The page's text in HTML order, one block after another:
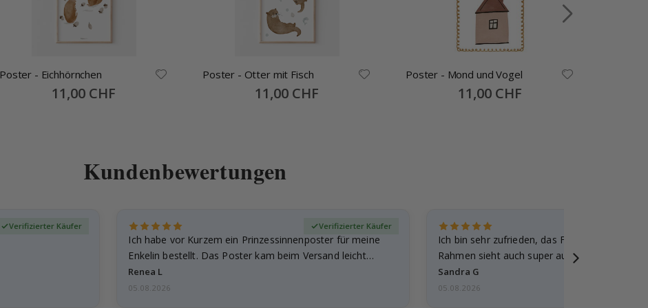
Poster - Eichhörnchen
Special
Price
11,00 CHF
Poster - Otter mit Fisch
Special
Price
11,00 CHF
Poster - Mond und Vogel
Special
Price
11,00 CHF
Kundenbewertungen
Verifizierter Käufer
Ich habe vor Kurzem ein Prinzessinnenposter für meine
Enkelin bestellt. Das Poster kam beim Versand leicht
beschädigt…
Renea L
Verifizierter Käufer
05.08.2026
Ich bin sehr zufrieden, das Foto ist toll
Rahmen sieht auch super aus. Die Lieferung
außerdem…
Sandra G
05.08.2026